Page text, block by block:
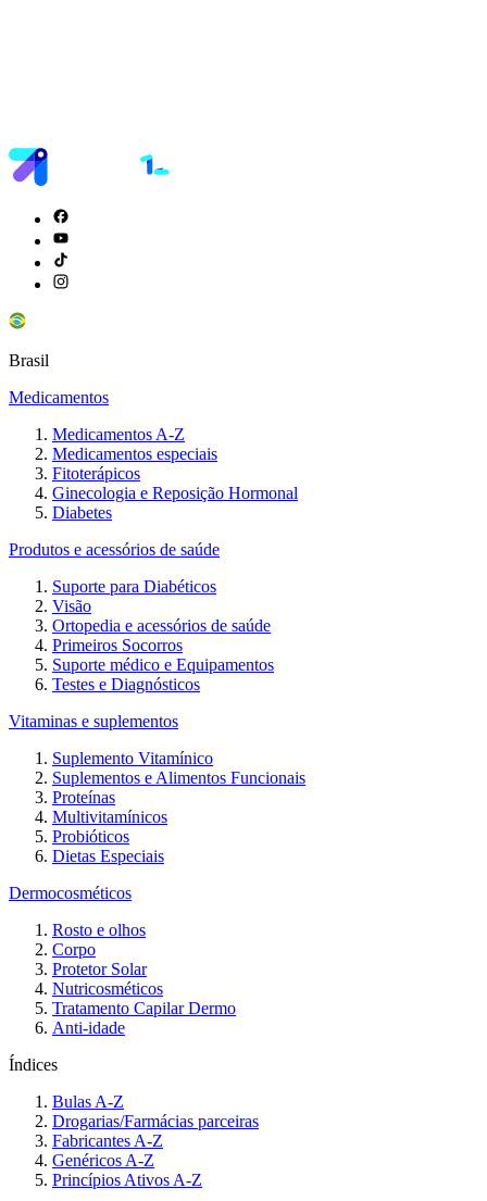
Brasil
Medicamentos
Medicamentos A-Z
Medicamentos especiais
Fitoterápicos
Ginecologia e Reposição Hormonal
Diabetes
Produtos e acessórios de saúde
Suporte para Diabéticos
Visão
Ortopedia e acessórios de saúde
Primeiros Socorros
Suporte médico e Equipamentos
Testes e Diagnósticos
Vitaminas e suplementos
Suplemento Vitamínico
Suplementos e Alimentos Funcionais
Proteínas
Multivitamínicos
Probióticos
Dietas Especiais
Dermocosméticos
Rosto e olhos
Corpo
Protetor Solar
Nutricosméticos
Tratamento Capilar Dermo
Anti-idade
Índices
Bulas A-Z
Drogarias/Farmácias parceiras
Fabricantes A-Z
Genéricos A-Z
Princípios Ativos A-Z